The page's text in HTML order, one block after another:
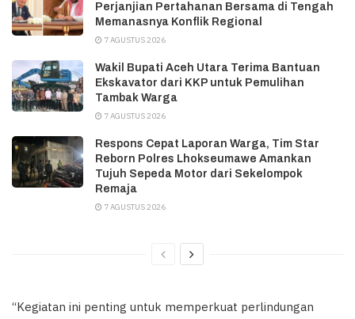
Perjanjian Pertahanan Bersama di Tengah
Memanasnya Konflik Regional
7 AGUSTUS 2026
Wakil Bupati Aceh Utara Terima Bantuan
Ekskavator dari KKP untuk Pemulihan
Tambak Warga
7 AGUSTUS 2026
Respons Cepat Laporan Warga, Tim Star
Reborn Polres Lhokseumawe Amankan
Tujuh Sepeda Motor dari Sekelompok
Remaja
7 AGUSTUS 2026
“Kegiatan ini penting untuk memperkuat perlindungan